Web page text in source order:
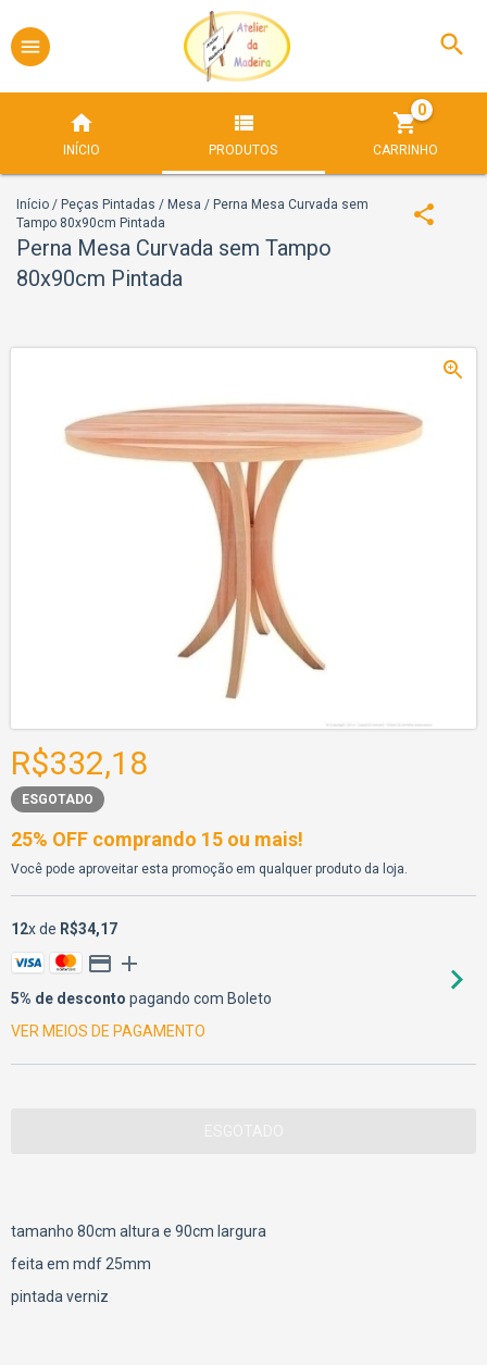
INÍCIO PRODUTOS CARRINHO
0
Início / Peças Pintadas / Mesa / Perna Mesa Curvada sem
Tampo 80x90cm Pintada
Perna Mesa Curvada sem Tampo
80x90cm Pintada
R$332,18
ESGOTADO
25% OFF comprando 15 ou mais!
Você pode aproveitar esta promoção em qualquer produto da loja.
12x de R$34,17
5% de desconto pagando com Boleto
VER MEIOS DE PAGAMENTO
tamanho 80cm altura e 90cm largura
feita em mdf 25mm
pintada verniz